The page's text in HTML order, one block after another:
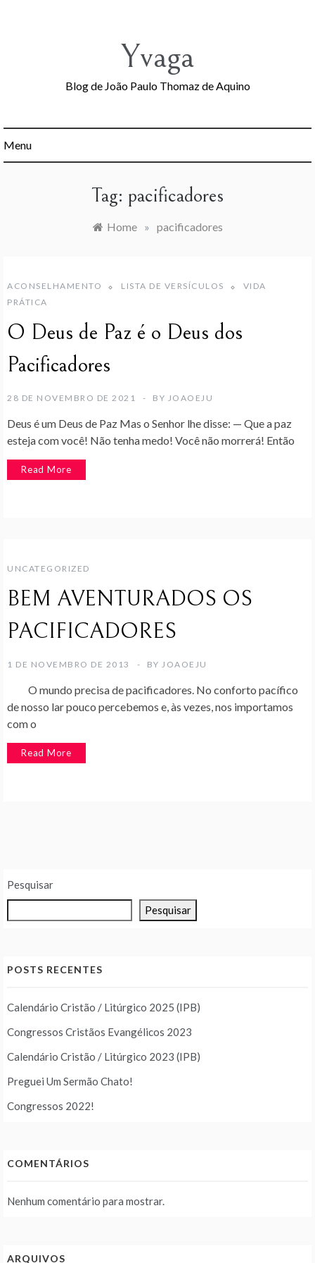
Yvaga
Blog de João Paulo Thomaz de Aquino
Menu
Tag: pacificadores
Home » pacificadores
ACONSELHAMENTO LISTA DE VERSÍCULOS
VIDA
PRÁTICA
O Deus de Paz é o Deus dos
Pacificadores
28 DE NOVEMBRO DE 2021 BY JOAOEJU
Deus é um Deus de Paz Mas o Senhor lhe disse: — Que a paz
esteja com você! Não tenha medo! Você não morrerá! Então
Read More
UNCATEGORIZED
BEM AVENTURADOS OS
PACIFICADORES
1 DE NOVEMBRO DE 2013 BY JOAOEJU
O mundo precisa de pacificadores. No conforto pacífico
de nosso lar pouco percebemos e, às vezes, nos importamos
com o
Read More
Pesquisar
Pesquisar
POSTS RECENTES
Calendário Cristão / Litúrgico 2025 (IPB)
Congressos Cristãos Evangélicos 2023
Calendário Cristão / Litúrgico 2023 (IPB)
Preguei Um Sermão Chato!
Congressos 2022!
COMENTÁRIOS
Nenhum comentário para mostrar.
ARQUIVOS